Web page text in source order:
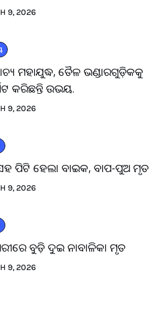
9, 2026
ମହାଯୁଦ୍ଧ, ତୈଳ ଭଣ୍ଡାରଗୁଡ଼ିକକୁ
କରିଛନ୍ତି ଉଭୟ.
9, 2026
ପିଟି ହେଲା ବାଇକ, ବାପ-ପୁଅ ମୃତ
9, 2026
ବୁଡ଼ି ଦୁଇ ନାବାଳିକା ମୃତ
9, 2026